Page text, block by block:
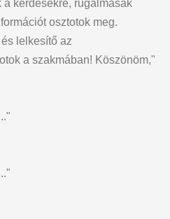
kérdésekre, rugalmasak
osztotok meg.
lelkesítő az
a szakmában! Köszönöm,"